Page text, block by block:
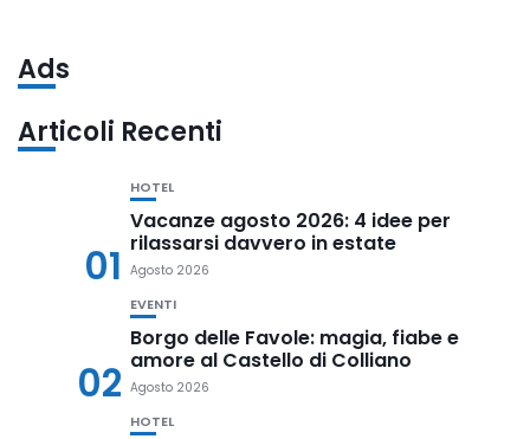
Ads
Articoli Recenti
01
HOTEL
Vacanze agosto 2026: 4 idee per
rilassarsi davvero in estate
Agosto 2026
02
EVENTI
Borgo delle Favole: magia, fiabe e
amore al Castello di Colliano
Agosto 2026
HOTEL